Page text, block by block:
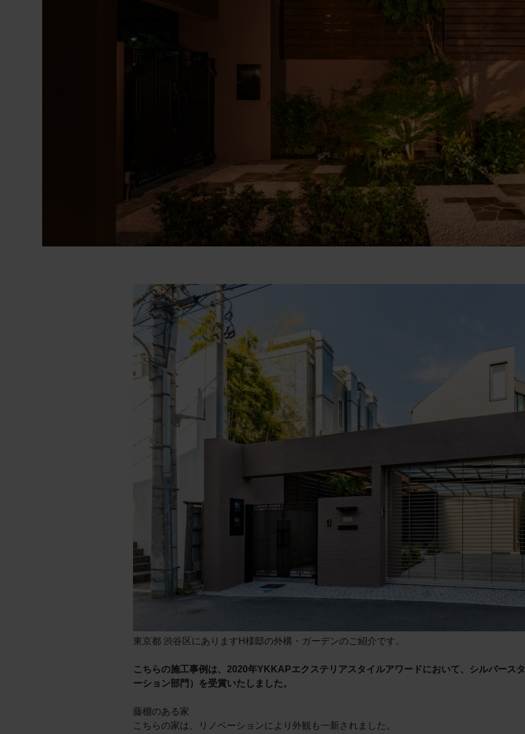
東京都 渋谷区にありますH様邸の外構・ガーデンのご紹介です。
こちらの施工事例は、2020年YKKAPエクステリアスタイルアワードにおいて、シルバース
ーション部門）を受賞いたしました。
藤棚のある家
こちらの家は、リノベーションにより外観も一新されました。